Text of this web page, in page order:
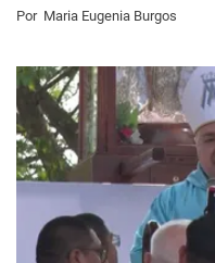
Por Maria Eugenia Burgos